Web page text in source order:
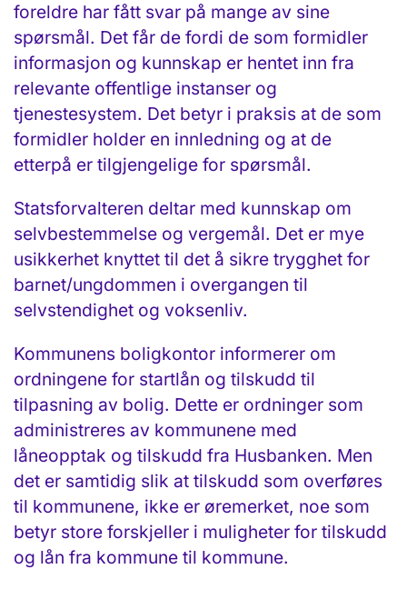
foreldre har fått svar på mange av sine
spørsmål. Det får de fordi de som formidler
informasjon og kunnskap er hentet inn fra
relevante offentlige instanser og
tjenestesystem. Det betyr i praksis at de som
formidler holder en innledning og at de
etterpå er tilgjengelige for spørsmål.
Statsforvalteren deltar med kunnskap om
selvbestemmelse og vergemål. Det er mye
usikkerhet knyttet til det å sikre trygghet for
barnet/ungdommen i over­gangen til
selvstendighet og voksenliv.
Kommunens boligkontor informerer om
ordningene for startlån og tilskudd til
tilpasning av bolig. Dette er ordninger som
administreres av kommunene med
låneopptak og tilskudd fra Husbanken. Men
det er samtidig slik at tilskudd som overføres
til kommunene, ikke er øre­merket, noe som
betyr store forskjeller i muligheter for tilskudd
og lån fra kommune til kommune.